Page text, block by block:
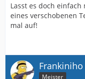
Lasst es doch
eines verschobenen
mal auf!
Frankiniho
Meister